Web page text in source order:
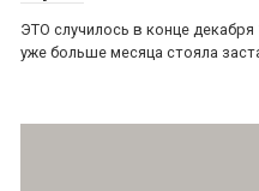
ЭТО случилось в конце
уже больше месяца стояла